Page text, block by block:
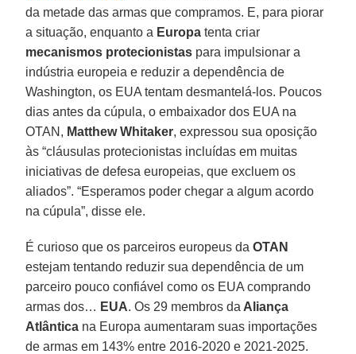
da metade das armas que compramos. E, para piorar
a situação, enquanto a Europa tenta criar
mecanismos protecionistas para impulsionar a
indústria europeia e reduzir a dependência de
Washington, os EUA tentam desmantelá-los. Poucos
dias antes da cúpula, o embaixador dos EUA na
OTAN, Matthew Whitaker, expressou sua oposição
às “cláusulas protecionistas incluídas em muitas
iniciativas de defesa europeias, que excluem os
aliados”. “Esperamos poder chegar a algum acordo
na cúpula”, disse ele.
É curioso que os parceiros europeus daOTAN
estejam tentando reduzir sua dependência de um
parceiro pouco confiável como os EUA comprando
armas dos… EUA. Os 29 membros da Aliança
Atlântica na Europa aumentaram suas importações
de armas em 143% entre 2016-2020 e 2021-2025.